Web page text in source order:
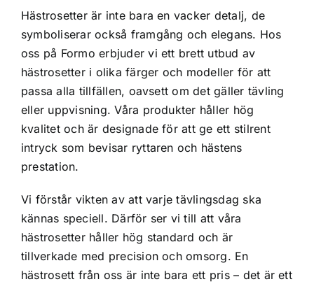
Hästrosetter är inte bara en vacker detalj, de
symboliserar också framgång och elegans. Hos
oss på Formo erbjuder vi ett brett utbud av
hästrosetter i olika färger och modeller för att
passa alla tillfällen, oavsett om det gäller tävling
eller uppvisning. Våra produkter håller hög
kvalitet och är designade för att ge ett stilrent
intryck som bevisar ryttaren och hästens
prestation.
Vi förstår vikten av att varje tävlingsdag ska
kännas speciell. Därför ser vi till att våra
hästrosetter håller hög standard och är
tillverkade med precision och omsorg. En
hästrosett från oss är inte bara ett pris – det är ett